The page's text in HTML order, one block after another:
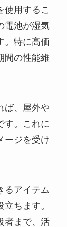
使用するこ
電池が湿気
。特に高価
間の性能維
ば、屋外や
す。これに
ージを受け
るアイテム
ちます。
者まで、活